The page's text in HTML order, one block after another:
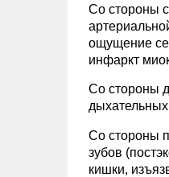
Со стороны
ощущение
инфаркт
Со стороны
дыхательных
Со стороны
зубов
кишки,